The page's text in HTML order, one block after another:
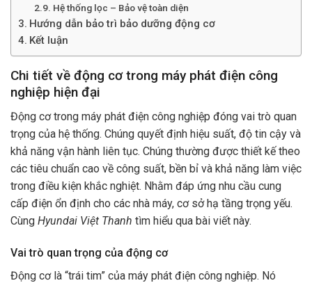
Hệ thống lọc – Bảo vệ toàn diện
Hướng dẫn bảo trì bảo dưỡng động cơ
Kết luận
Chi tiết về động cơ trong máy phát điện công
nghiệp hiện đại
Động cơ trong máy phát điện công nghiệp đóng vai trò quan
trọng của hệ thống. Chúng quyết định hiệu suất, độ tin cậy và
khả năng vận hành liên tục. Chúng thường được thiết kế theo
các tiêu chuẩn cao về công suất, bền bỉ và khả năng làm việc
trong điều kiện khắc nghiệt. Nhằm đáp ứng nhu cầu cung
cấp điện ổn định cho các nhà máy, cơ sở hạ tầng trọng yếu.
Cùng Hyundai Việt Thanh tìm hiểu qua bài viết này.
Vai trò quan trọng của động cơ
Động cơ là “trái tim” của máy phát điện công nghiệp. Nó